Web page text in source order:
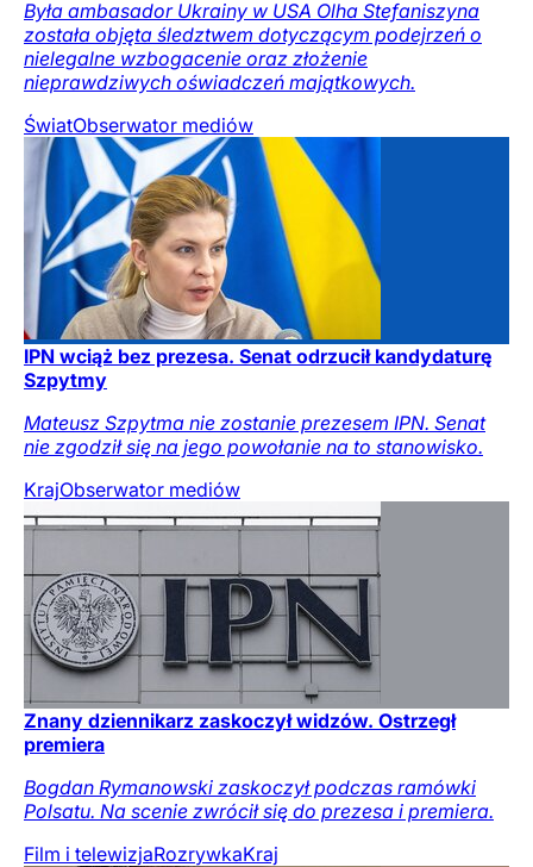
Była ambasador Ukrainy w USA Olha Stefaniszyna
została objęta śledztwem dotyczącym podejrzeń o
nielegalne wzbogacenie oraz złożenie
nieprawdziwych oświadczeń majątkowych.
ŚwiatObserwator mediów
IPN wciąż bez prezesa. Senat odrzucił kandydaturę
Szpytmy
Mateusz Szpytma nie zostanie prezesem IPN. Senat
nie zgodził się na jego powołanie na to stanowisko.
KrajObserwator mediów
Znany dziennikarz zaskoczył widzów. Ostrzegł
premiera
Bogdan Rymanowski zaskoczył podczas ramówki
Polsatu. Na scenie zwrócił się do prezesa i premiera.
Film i telewizjaRozrywkaKraj